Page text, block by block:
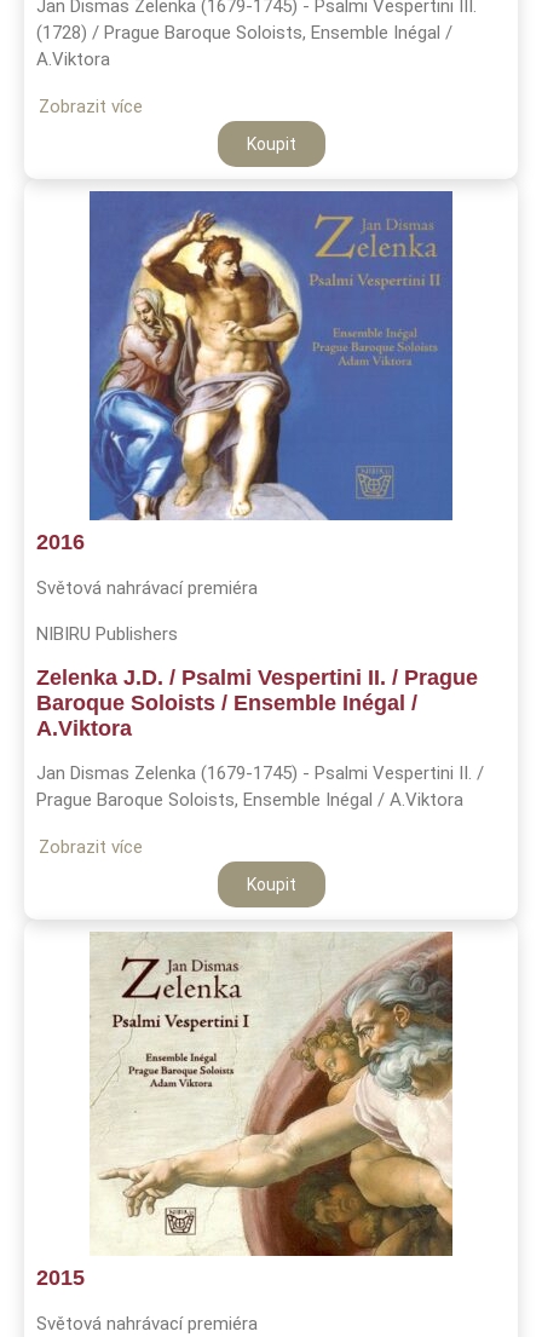
Jan Dismas Zelenka (1679-1745) - Psalmi Vespertini III.
(1728) / Prague Baroque Soloists, Ensemble Inégal /
A.Viktora
Zobrazit více
Koupit
2016
Světová nahrávací premiéra
NIBIRU Publishers
Zelenka J.D. / Psalmi Vespertini II. / Prague
Baroque Soloists / Ensemble Inégal /
A.Viktora
Jan Dismas Zelenka (1679-1745) - Psalmi Vespertini II. /
Prague Baroque Soloists, Ensemble Inégal / A.Viktora
Zobrazit více
Koupit
2015
Světová nahrávací premiéra